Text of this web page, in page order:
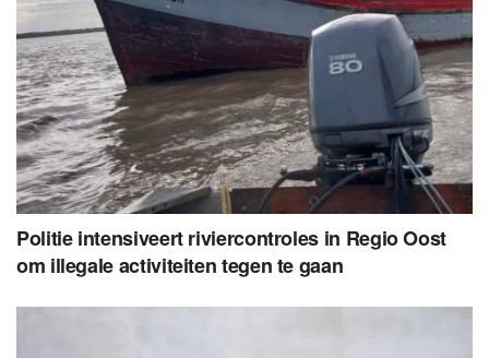
Politie intensiveert riviercontroles in Regio Oost
om illegale activiteiten tegen te gaan